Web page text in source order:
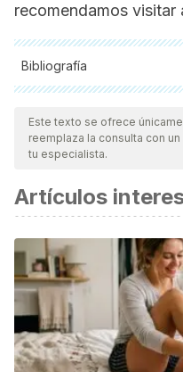
recomendamos visitar
Bibliografía
Todas las fuentes citadas
nuestro equipo, para
vigencia y validez.La
científica.
Veerappan, G. R., &
Gastroenterology and
Stomach.
https://doi.org/
Scully, C., & Greenman,
Periodontology 2000.
0757.2008.00266.x
Este texto se ofrece
reemplaza la consulta con
tu especialista.
Artículos